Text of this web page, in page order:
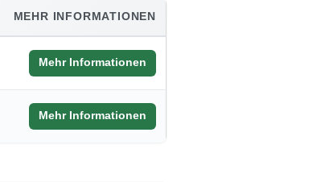
MEHR INFORMATIONEN
Mehr Informationen
Mehr Informationen